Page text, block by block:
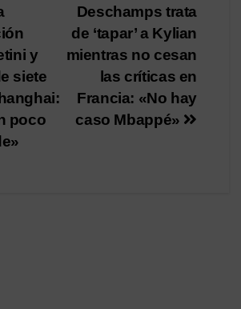
Deschamps trata
de ‘tapar’ a Kylian
mientras no cesan
las críticas en
Francia: «No hay
caso Mbappé»
y
siete
poco